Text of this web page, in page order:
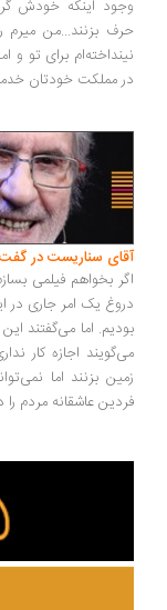
اینکه خودش گرجی
بزنند...من میرم رو
برای تو و امثال
مملکت خودتان خدمت
سناریست در گفت‌وگو با
بخواهم فیلمی بسازم که
یک امر جاری در این
اما می‌گفتند این
اجازه کار نداری،
بزنند اما نمی‌توانند
عاشقانه مردم را